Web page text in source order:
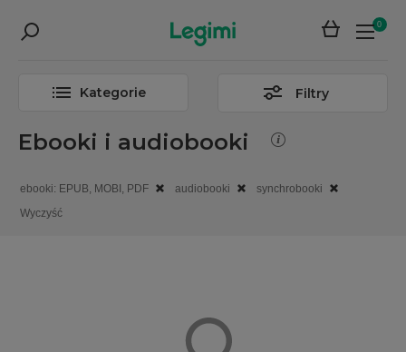
0
Kategorie Filtry
Ebooki i audiobooki
ebooki: EPUB, MOBI, PDF audiobooki
synchrobooki
Wyczyść